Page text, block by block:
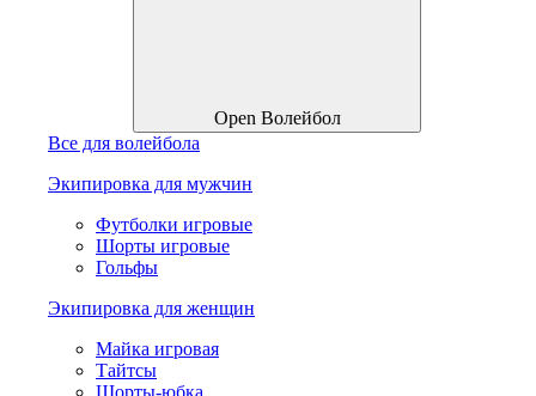
Open Волейбол
Все для волейбола
Экипировка для мужчин
Футболки игровые
Шорты игровые
Гольфы
Экипировка для женщин
Майка игровая
Тайтсы